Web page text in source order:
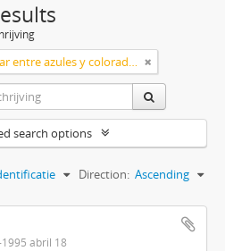
Conflicto militar entre azules y colorados
search options
Direction: Ascending
abril 18